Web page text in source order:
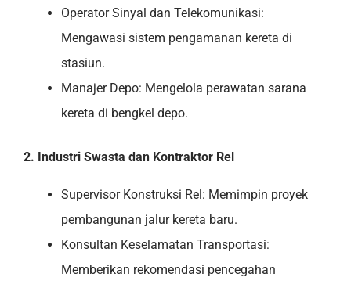
Operator Sinyal dan Telekomunikasi:
Mengawasi sistem pengamanan kereta di
stasiun.
Manajer Depo: Mengelola perawatan sarana
kereta di bengkel depo.
2. Industri Swasta dan Kontraktor Rel
Supervisor Konstruksi Rel: Memimpin proyek
pembangunan jalur kereta baru.
Konsultan Keselamatan Transportasi:
Memberikan rekomendasi pencegahan